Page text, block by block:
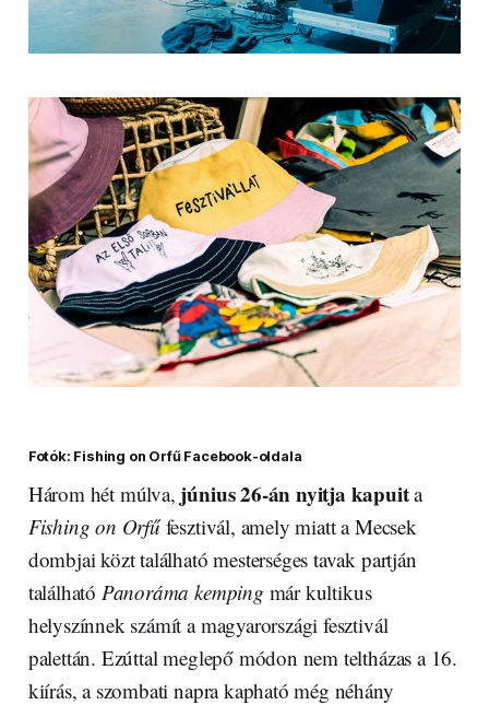
Fotók: Fishing on Orfű Facebook-oldala
Három hét múlva, június 26-án nyitja kapuita
Fishing on Orfűfesztivál, amely miatt a Mecsek
dombjai közt található mesterséges tavak partján
található Panoráma kemping már kultikus
helyszínnek számít a magyarországi fesztivál
palettán. Ezúttal meglepő módon nem teltházas a 16.
kiírás, a szombati napra kapható még néhány